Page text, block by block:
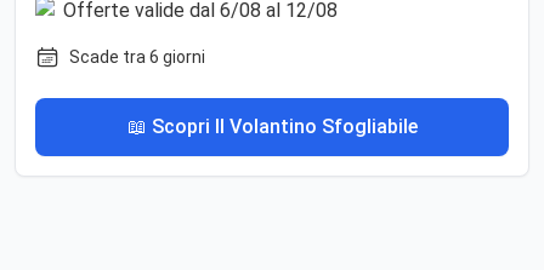
Scade tra 6 giorni
📖 Scopri Il Volantino Sfogliabile